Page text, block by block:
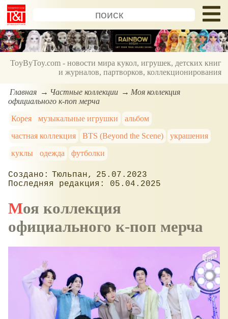
ToyByToy.com - новости мира кукол, игрушек, детских книг
и журналов, партворков, коллекционирования
Главная Частные коллекции
Моя коллекция
официального к-поп мерча
Корея
музыкальные игрушки
альбом
частная коллекция
BTS (Beyond the Scene)
украшения
куклы
одежда футболки
Тюльпан
25.07.2023
05.04.2025
Моя коллекция
официального к-поп мерча